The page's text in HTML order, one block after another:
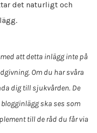
det naturligt och
att detta inlägg inte på
Om du har svåra
dig till sjukvården. De
ska ses som
till de råd du får via